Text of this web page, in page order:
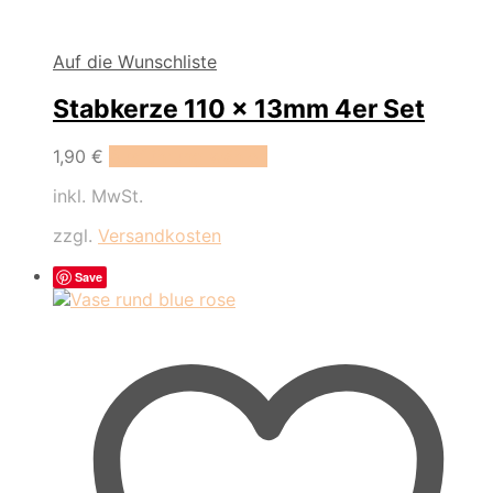
Auf die Wunschliste
Stabkerze 110 x 13mm 4er Set
1,90 €
der
Produktseite
gewählt
werden
inkl. MwSt.
zzgl. Versandkosten
Save